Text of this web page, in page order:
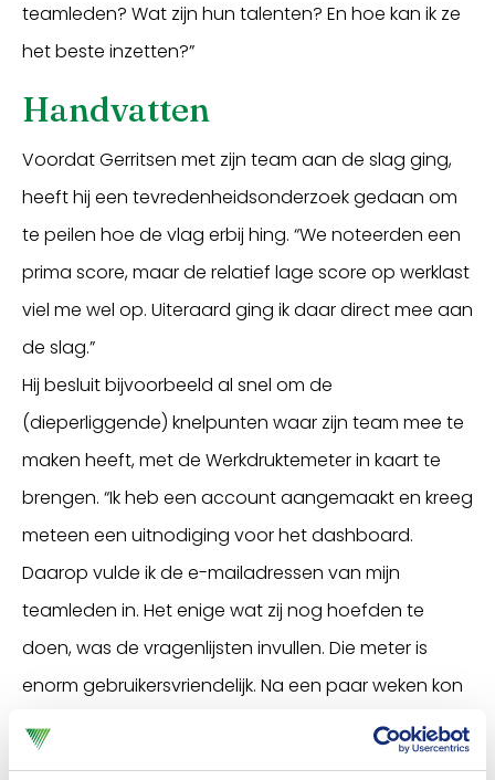
teamleden? Wat zijn hun talenten? En hoe kan ik ze
het beste inzetten?”
Handvatten
Voordat Gerritsen met zijn team aan de slag ging,
heeft hij een tevredenheidsonderzoek gedaan om
te peilen hoe de vlag erbij hing. “We noteerden een
prima score, maar de relatief lage score op werklast
viel me wel op. Uiteraard ging ik daar direct mee aan
de slag.”
Hij besluit bijvoorbeeld al snel om de
(dieperliggende) knelpunten waar zijn team mee te
maken heeft, met de Werkdruktemeter in kaart te
brengen. “Ik heb een account aangemaakt en kreeg
meteen een uitnodiging voor het dashboard.
Daarop vulde ik de e-mailadressen van mijn
teamleden in. Het enige wat zij nog hoefden te
doen, was de vragenlijsten invullen. Die meter is
enorm gebruikersvriendelijk. Na een paar weken kon
ik weer inloggen en het rapport downloaden.”